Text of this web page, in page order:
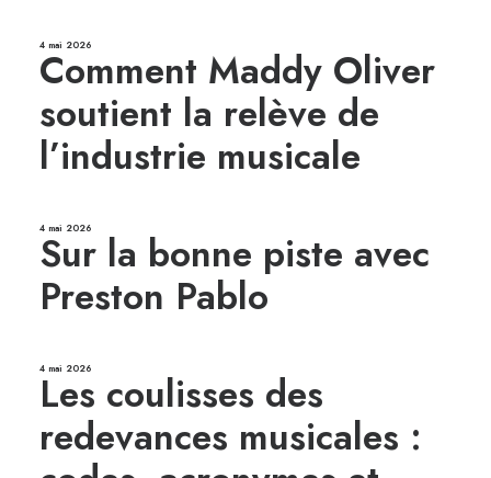
4 mai 2026
Comment Maddy Oliver
soutient la relève de
l’industrie musicale
4 mai 2026
Sur la bonne piste avec
Preston Pablo
4 mai 2026
Les coulisses des
redevances musicales :